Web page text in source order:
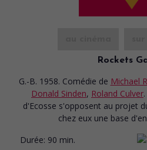
Rockets
G.-B. 1958. Comédie de Michael
Donald Sinden, Roland Culver
d'Ecosse s'opposent au projet
chez eux une base
Durée: 90 min.